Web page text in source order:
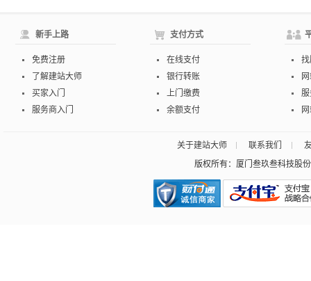
新手上路
免费注册
了解建站大师
买家入门
服务商入门
支付方式
在线支付
银行转账
上门缴费
余额支付
关于建站大师 联系我们
版权所有：厦门叁玖叁科技股